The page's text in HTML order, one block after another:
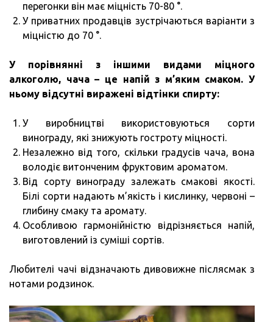
перегонки він має міцність 70-80 °.
У приватних продавців зустрічаються варіанти з
міцністю до 70 °.
У порівнянні з іншими видами міцного
алкоголю, чача – це напій з м’яким смаком. У
ньому відсутні виражені відтінки спирту:
У виробництві використовуються сорти
винограду, які знижують гостроту міцності.
Незалежно від того, скільки градусів чача, вона
володіє витонченим фруктовим ароматом.
Від сорту винограду залежать смакові якості.
Білі сорти надають м’якість і кислинку, червоні –
глибину смаку та аромату.
Особливою гармонійністю відрізняється напій,
виготовлений із суміші сортів.
Любителі чачі відзначають дивовижне післясмак з
нотами родзинок.